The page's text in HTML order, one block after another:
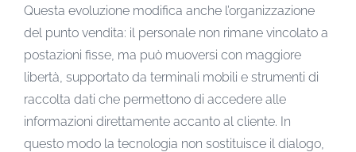
Questa evoluzione modifica anche l’organizzazione
del punto vendita: il personale non rimane vincolato a
postazioni fisse, ma può muoversi con maggiore
libertà, supportato da terminali mobili e strumenti di
raccolta dati che permettono di accedere alle
informazioni direttamente accanto al cliente. In
questo modo la tecnologia non sostituisce il dialogo,